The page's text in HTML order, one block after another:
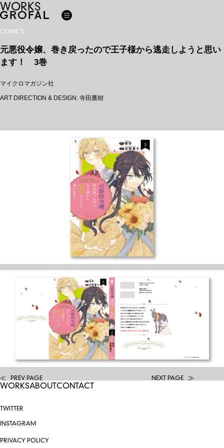
WORKS
COMICS
元悪役令嬢、巻き戻ったので王子様から逃走しようと思い
ます！ 3巻
マイクロマガジン社
ART DIRECTION & DESIGN: 寺田鷹樹
PREV PAGE NEXT PAGE
WORKSABOUT CONTACT
TWITTER
INSTAGRAM
PRIVACY POLICY